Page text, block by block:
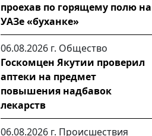
проехав по горящему полю на
УАЗе «буханке»
06.08.2026 г. Общество
Госкомцен Якутии проверил
аптеки на предмет
повышения надбавок
лекарств
06.08.2026 г. Происшествия